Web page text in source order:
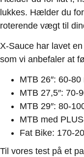
lukkes. Hælder du
roterende vægt til
X-Sauce har lavet
som vi anbefaler at
MTB 26″: 60-80
MTB 27,5″: 70-
MTB 29″: 80-
MTB med
Fat Bike: 170-
Til vores test på et